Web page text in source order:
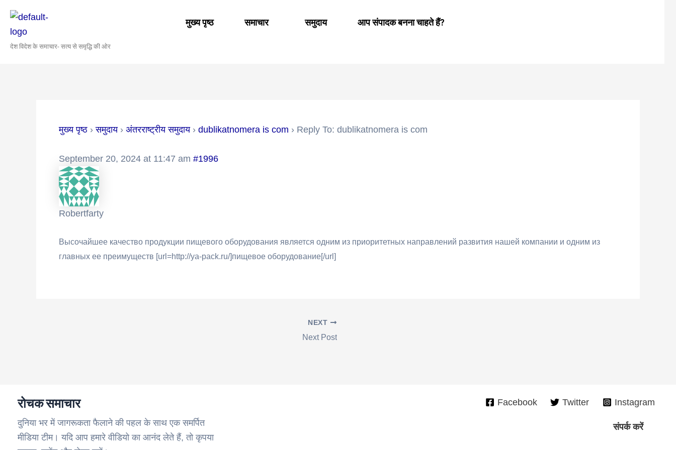
content
देश विदेश के समाचार- सत्य से समृद्धि की ओर
मुख्य पृष्ठ समाचार समुदाय आप संपादक बनना चाहते हैं?
मुख्य पृष्ठ › समुदाय › अंतरराष्ट्रीय समुदाय › dublikatnomera is com › Reply To: dublikatnomera is com
September 20, 2024 at 11:47 am #1996
Robertfarty
Высочайшее качество продукции пищевого оборудования является одним из приоритетных направлений развития нашей компании и одним из
главных ее преимуществ [url=http://ya-pack.ru/]пищевое оборудование[/url]
navigation
NEXT
Next Post
रोचक समाचार
दुनिया भर में जागरूकता फैलाने की पहल के साथ एक समर्पित
मीडिया टीम। यदि आप हमारे वीडियो का आनंद लेते हैं, तो कृपया
Facebook Twitter Instagram
संपर्क करें